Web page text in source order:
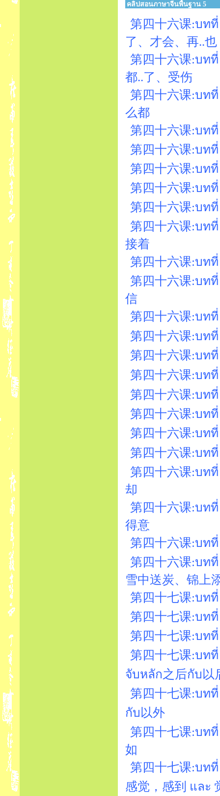
คลิปสอนภาษาจีนพื้นฐาน 5
第四十六课:บท
了、才会、再..也
第四十六课:บท
都..了、受伤
第四十六课:บท
么都
第四十六课:บท
第四十六课:บท
第四十六课:บท
第四十六课:บท
第四十六课:บท
第四十六课:บท
接着
第四十六课:บท
第四十六课:บท
信
第四十六课:บท
第四十六课:บท
第四十六课:บท
第四十六课:บท
第四十六课:บท
第四十六课:บท
第四十六课:บท
第四十六课:บท
第四十六课:บท
却
第四十六课:บท
得意
第四十六课:บท
第四十六课:บท
雪中送炭、锦上
第四十七课:บท
第四十七课:บท
第四十七课:บท
第四十七课:บท
จับหลัก之后กับ以
第四十七课:บท
กับ以外
第四十七课:บท
如
第四十七课:บท
感觉，感到 และ